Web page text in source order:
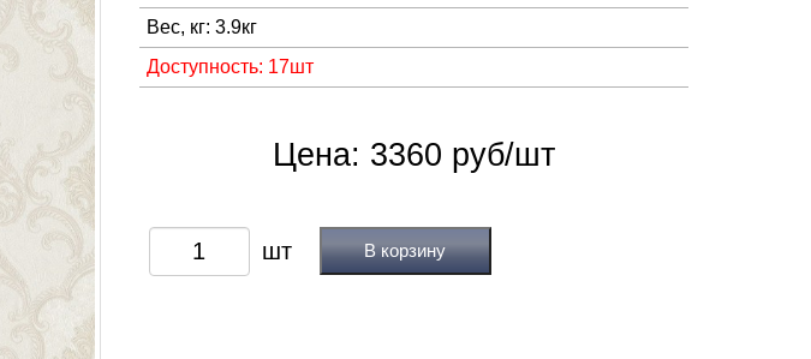
Вес, кг: 3.9кг
Доступность: 17шт
Цена: 3360 руб/шт
В корзину